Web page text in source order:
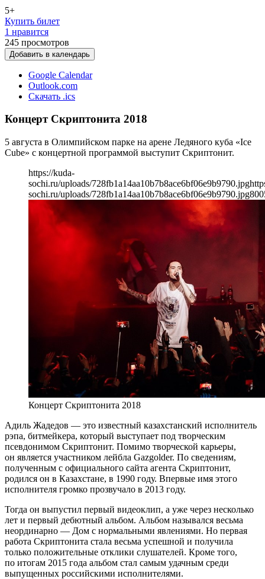
5+
Купить билет
1 нравится
245 просмотров
Добавить в календарь
Google Calendar
Outlook.com
Скачать .ics
Концерт Скриптонита 2018
5 августа в Олимпийском парке на арене Ледяного куба «Ice
Cube» с концертной программой выступит Скриптонит.
https://kuda-
sochi.ru/uploads/728fb1a14aa10b7b8ace6bf06e9b9790.jpg
sochi.ru/uploads/728fb1a14aa10b7b8ace6bf06e9b9790.jpg800
Концерт Скриптонита 2018
Адиль Жадедов — это известный казахстанский исполнитель
рэпа, битмейкера, который выступает под творческим
псевдонимом Скриптонит. Помимо творческой карьеры,
он является участником лейбла Gazgolder. По сведениям,
полученным с официального сайта агента Скриптонит,
родился он в Казахстане, в 1990 году. Впервые имя этого
исполнителя громко прозвучало в 2013 году.
Тогда он выпустил первый видеоклип, а уже через несколько
лет и первый дебютный альбом. Альбом назывался весьма
неординарно — Дом с нормальными явлениями. Но первая
работа Скриптонита стала весьма успешной и получила
только положительные отклики слушателей. Кроме того,
по итогам 2015 года альбом стал самым удачным среди
выпущенных российскими исполнителями.